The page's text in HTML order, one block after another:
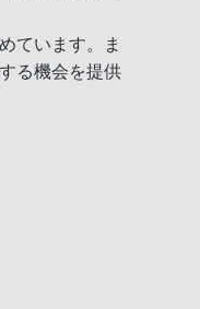
ています。ま
る機会を提供